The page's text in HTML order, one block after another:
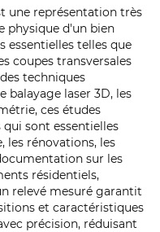
une représentation très
physique d'un bien
essentielles telles que
coupes transversales
techniques
balayage laser 3D, les
ces études
sont essentielles
les rénovations, les
sur les
résidentiels,
relevé mesuré garantit
et caractéristiques
précision, réduisant